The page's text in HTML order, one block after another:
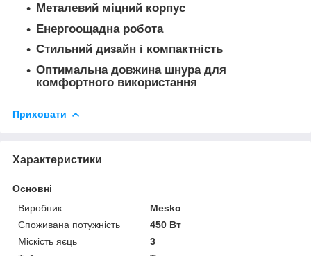
Металевий міцний корпус
Енергоощадна робота
Стильний дизайн і компактність
Оптимальна довжина шнура для
комфортного використання
Приховати
Характеристики
Основні
Виробник
Mesko
Споживана потужність
450 Вт
Міскість яєць
3